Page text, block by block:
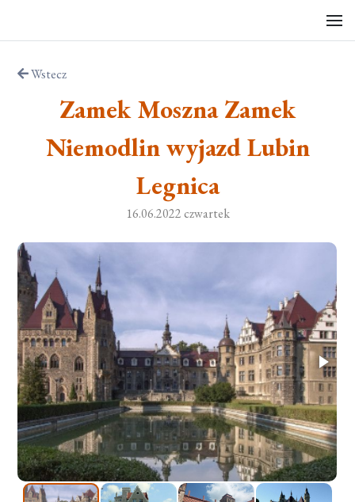
Wstecz
Zamek Moszna Zamek
Niemodlin wyjazd Lubin
Legnica
16.06.2022 czwartek